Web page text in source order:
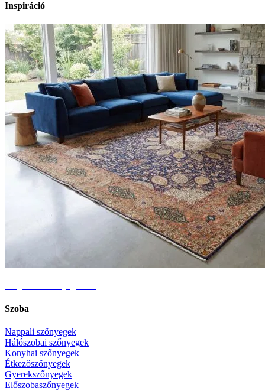
Inspiráció
Szoba
Nappali szőnyegek
Hálószobai szőnyegek
Konyhai szőnyegek
Étkezőszőnyegek
Gyerekszőnyegek
Előszobaszőnyegek